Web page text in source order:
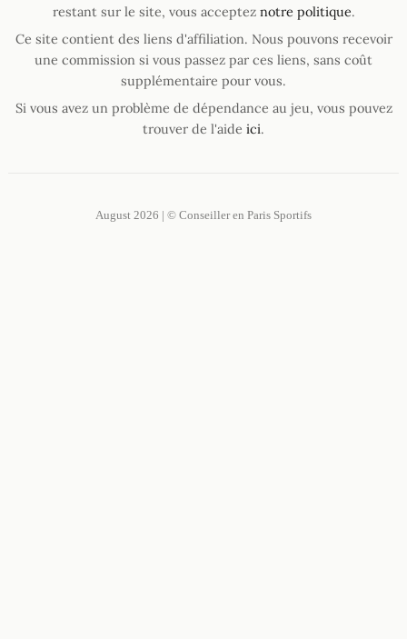
restant sur le site, vous acceptez notre politique.
Ce site contient des liens d'affiliation. Nous pouvons recevoir
une commission si vous passez par ces liens, sans coût
supplémentaire pour vous.
Si vous avez un problème de dépendance au jeu, vous pouvez
trouver de l'aide ici.
August 2026 | © Conseiller en Paris Sportifs